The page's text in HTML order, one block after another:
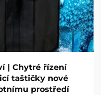
| Chytré řízení
taštičky nové
prostředí